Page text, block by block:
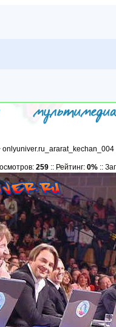
259:: Рейтинг: 0%::